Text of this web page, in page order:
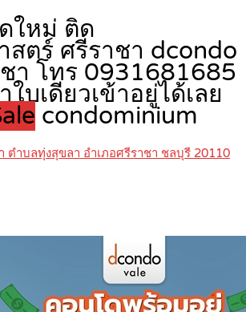
ใหม่ ติด
สตร์ ศรีราชา dcondo
า โทร 0931681685
ใบเดียวเข้าอยู่ได้เลย
condominium
ตำบลทุ่งสุขลา อำเภอศรีราชา ชลบุรี 20110